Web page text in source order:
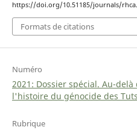
https://doi.org/10.51185/journals/
Formats de citations
Numéro
2021: Dossier spécial. Au-
l'histoire du génocide des
Rubrique